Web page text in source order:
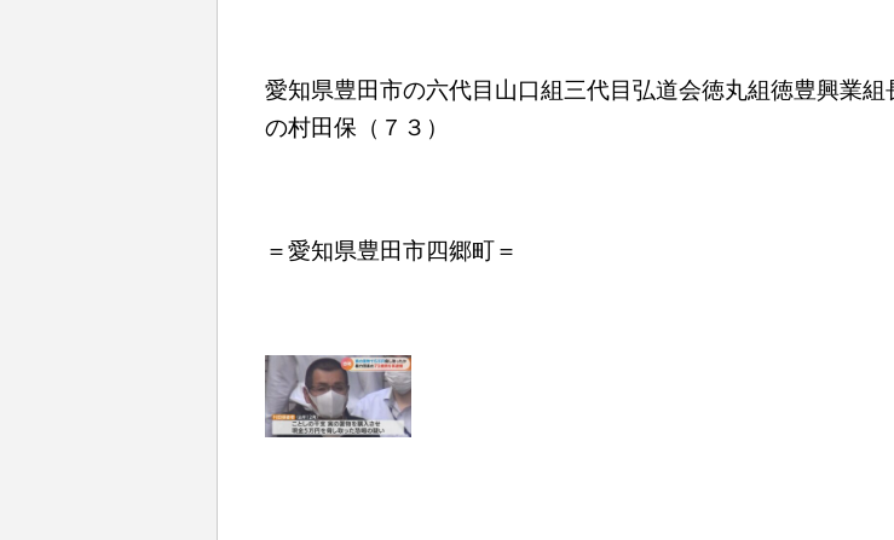
愛知県豊田市の六代目山口組三代目弘道会徳丸組徳豊興業組
の村田保（７３）
＝愛知県豊田市四郷町＝